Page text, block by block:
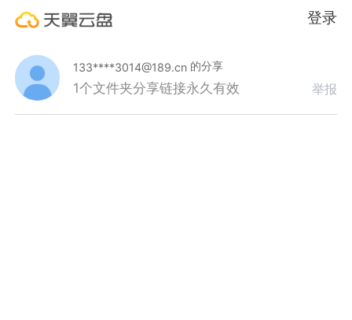
登录
133****3014@189.cn 的分享
1个文件夹分享链接永久有效 举报